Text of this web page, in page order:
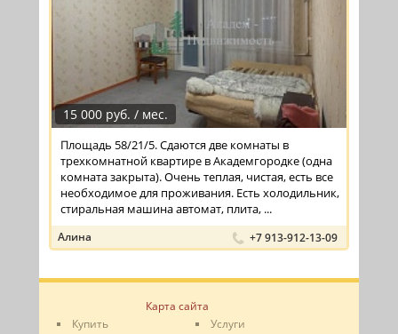
15 000 руб. / мес.
Площадь 58/21/5. Сдаются две комнаты в
трехкомнатной квартире в Академгородке (одна
комната закрыта). Очень теплая, чистая, есть все
необходимое для проживания. Есть холодильник,
стиральная машина автомат, плита, ...
Алина +7 913-912-13-09
Карта сайта
Купить
Услуги